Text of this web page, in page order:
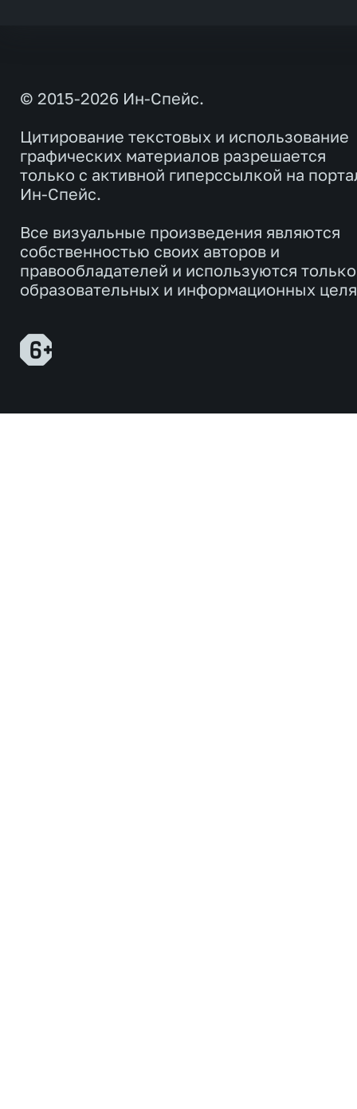
© 2015-2026 Ин-Спейс.
Цитирование текстовых и использование
графических материалов разрешается
только с активной гиперссылкой на
Ин-Спейс.
Все визуальные произведения являются
собственностью своих авторов и
правообладателей и используются
образовательных и информационных